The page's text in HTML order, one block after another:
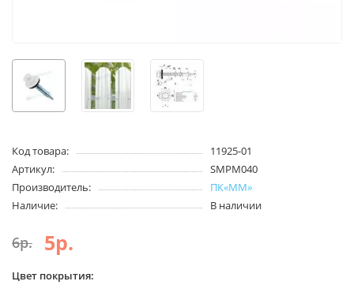
Код товара:
11925-01
Артикул:
SMPM040
Производитель:
ПК«ММ»
Наличие:
В наличии
6р. 5р.
Цвет покрытия: